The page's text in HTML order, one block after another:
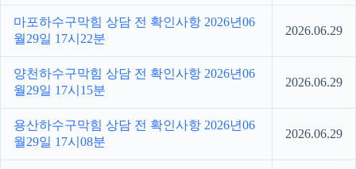
마포하수구막힘 상담 전 확인사항 2026년06
월29일 17시22분
2026.06.29
양천하수구막힘 상담 전 확인사항 2026년06
월29일 17시15분
2026.06.29
용산하수구막힘 상담 전 확인사항 2026년06
월29일 17시08분
2026.06.29